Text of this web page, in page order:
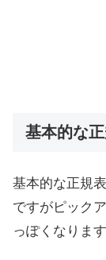
基本的な
基本的な正規
ですがピック
っぽくなりま